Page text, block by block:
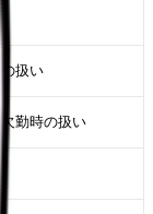
扱い
勤時の扱い